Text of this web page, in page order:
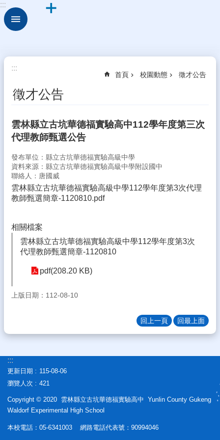
跳到主要內容區塊
進
關
古
坑
德
福
政
組
織
校
態
學
導
專
區
關
連
結
:::
:::
首頁 校園動態 徵才公告
徵才公告
雲林縣立古坑華德福實驗高中112學年度第三次
代理教師甄選公告
發布單位：縣立古坑華德福實驗高級中學
資料來源：縣立古坑華德福實驗高級中學附設國中
聯絡人：唐國威
雲林縣立古坑華德福實驗高級中學112學年度第3次代理
教師甄選簡章-1120810.pdf
相關檔案
雲林縣立古坑華德福實驗高級中學112學年度第3次
代理教師甄選簡章-1120810
pdf(208.20 KB)
上版日期：112-08-10
回上一頁 回最上面
:::
更新日期
115-08-06
瀏覽人次
421
Copyright © 2020 雲林縣立古坑華德福實驗高中 Yunlin County Gukeng
Waldorf Experimental High School
本校電話：05-6341003 網路電話代表號：90994046